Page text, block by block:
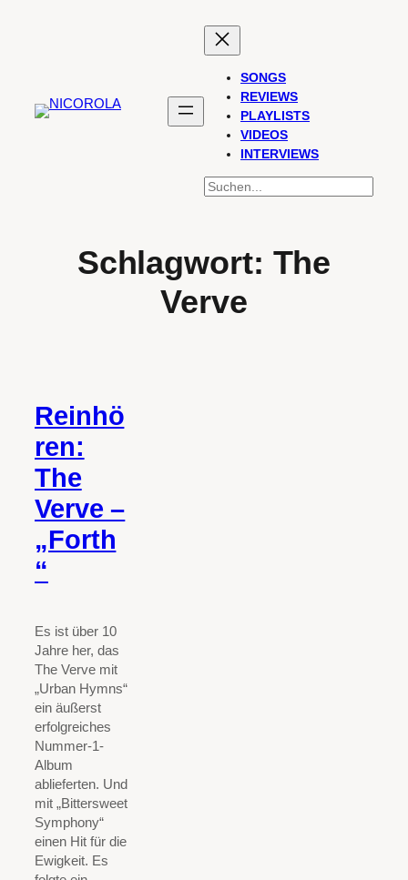
SONGS
REVIEWS
PLAYLISTS
VIDEOS
INTERVIEWS
SUCHEN
Schlagwort: The
Verve
Reinhö
ren:
The
Verve –
„Forth
“
Es ist über 10
Jahre her, das
The Verve mit
„Urban Hymns“
ein äußerst
erfolgreiches
Nummer-1-
Album
ablieferten. Und
mit „Bittersweet
Symphony“
einen Hit für die
Ewigkeit. Es